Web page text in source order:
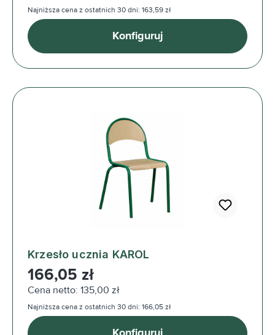
Najniższa cena z ostatnich 30 dni: 163,59 zł
Konfiguruj
Krzesło ucznia KAROL
Cena regularna:
166,05 zł
Cena netto: 135,00 zł
Najniższa cena z ostatnich 30 dni: 166,05 zł